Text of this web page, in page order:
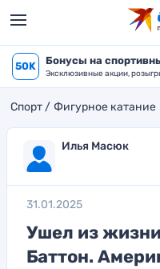
50K Бонусы на
Эксклюзивные акции,
Спорт Фигурное катание
Илья Масюк
31.01.2025
Ушел из
Баттон.